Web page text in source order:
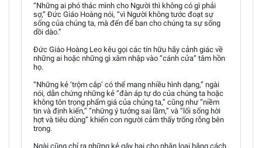
“Những ai phó thác mình cho Người thì không có gì phải
sợ,” Đức Giáo Hoàng nói, “vì Người không tước đoạt sự
sống của chúng ta, mà đến để ban cho chúng ta sự sống
dồi dào.”
Đức Giáo Hoàng Leo kêu gọi các tín hữu hãy cảnh giác về
những ai hoặc những gì xâm nhập vào “cánh cửa” tâm hồn
họ.
“Những kẻ ‘trộm cắp’ có thể mang nhiều hình dạng,” ngài
nói, dẫn chứng những kẻ “đàn áp tự do của chúng ta hoặc
không tôn trọng phẩm giá của chúng ta,” cũng như “niềm
tin và định kiến,” “những ý tưởng sai lầm,” và “lối sống hời
hợt và tiêu dùng” khiến con người cảm thấy trống rỗng bên
trong.
Ngài cũng chỉ ra những kẻ gây hại cho nhân loại bằng cách